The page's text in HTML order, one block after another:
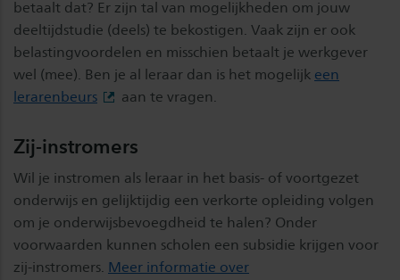
betaalt dat? Er zijn tal van mogelijkheden om jouw
deeltijdstudie (deels) te bekostigen. Vaak zijn er ook
belastingvoordelen en misschien betaalt je werkgever
wel (mee). Ben je al leraar dan is het mogelijk een
lerarenbeurs
aan te vragen.
Zij-instromers
Wil je instromen als leraar in het basis- of voortgezet
onderwijs en gelijktijdig een verkorte opleiding volgen
om je onderwijsbevoegdheid te halen? Onder
voorwaarden kunnen scholen een subsidie krijgen voor
zij-instromers. Meer informatie over